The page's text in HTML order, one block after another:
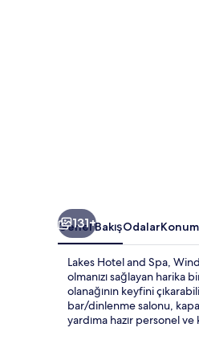
131+
Genel BakışOdalarKonum
Lakes Hotel and Spa,
olmanızı sağlayan harika
olanağının keyfini
bar/dinlenme salonu,
yardıma hazır personel